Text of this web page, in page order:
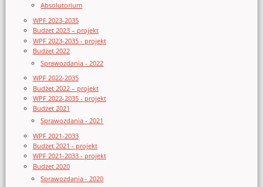
Absolutorium
WPF 2023-2035
Budżet 2023 – projekt
WPF 2023-2035 - projekt
Budżet 2022
Sprawozdania - 2022
WPF 2022-2035
Budżet 2022 – projekt
WPF 2022-2035 - projekt
Budżet 2021
Sprawozdania - 2021
WPF 2021-2033
Budżet 2021 - projekt
WPF 2021-2033 - projekt
Budżet 2020
Sprawozdania - 2020